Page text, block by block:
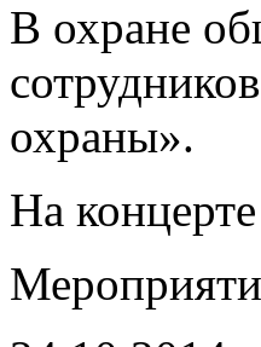
В охране
охраны».
На